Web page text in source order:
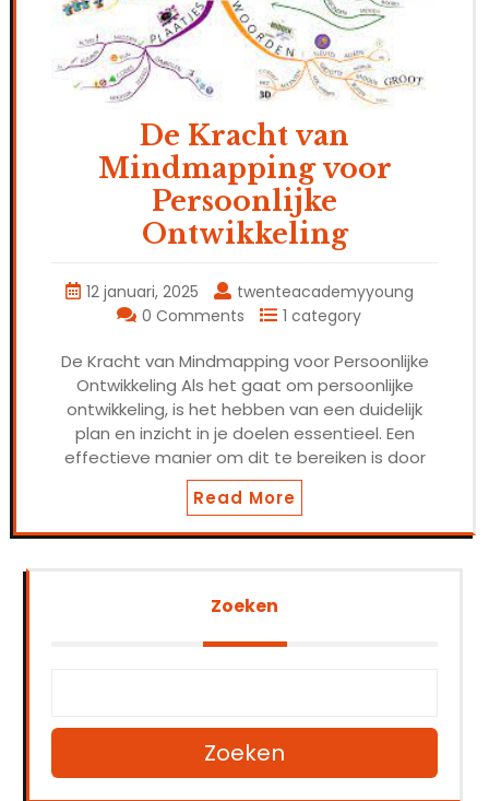
De Kracht van
Mindmapping voor
Persoonlijke
Ontwikkeling
12 januari, 2025
twenteacademyyoung
0 Comments
1 category
De Kracht van Mindmapping voor Persoonlijke
Ontwikkeling Als het gaat om persoonlijke
ontwikkeling, is het hebben van een duidelijk
plan en inzicht in je doelen essentieel. Een
effectieve manier om dit te bereiken is door
Read More
Zoeken
Zoeken